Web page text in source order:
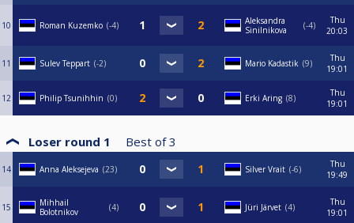
10 Roman Kuzemko -4
Aleksandra
Sinilnikova
-4
Thu
20:03
11 Sulev Teppart -2 Mario Kadastik 9
Thu
19:01
12 Philip Tsunihhin 0 Erki Aring 8
Thu
19:01
Loser round 1 Best of 3
14 Anna Aleksejeva 23 Silver Vrait -6
Thu
19:49
15
Mihhail
Bolotnikov
4 Jüri Järvet 4
Thu
19:01